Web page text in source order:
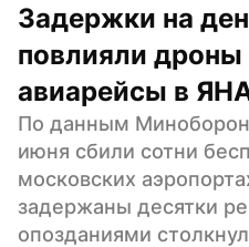
Задержки на
повлияли дроны
авиарейсы в
По данным
июня сбили сотни
московских
задержаны десятки
опозданиями